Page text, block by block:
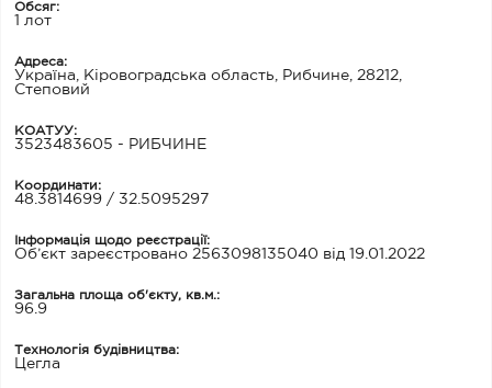
Обсяг:
1 лот
Адреса:
Україна, Кіровоградська область, Рибчине, 28212,
Степовий
КОАТУУ:
3523483605 - РИБЧИНЕ
Координати:
48.3814699 / 32.5095297
Інформація щодо реєстрації:
Об’єкт зареєстровано 2563098135040 від 19.01.2022
Загальна площа об'єкту, кв.м.:
96.9
Технологія будівництва:
Цегла